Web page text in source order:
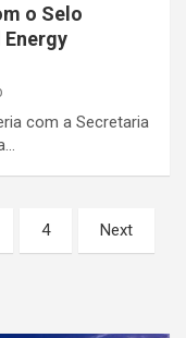
o Selo
Energy
com a Secretaria
4 Next